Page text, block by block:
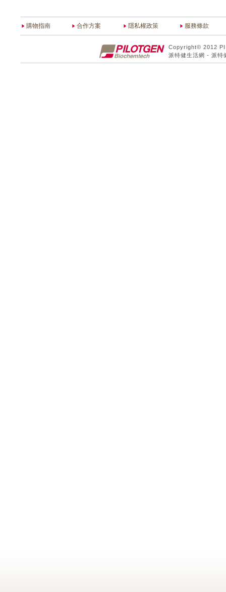
購物指南 合作方案 隱私權政策 服務條款
Copyright© 2012
派特健生活網 - 派